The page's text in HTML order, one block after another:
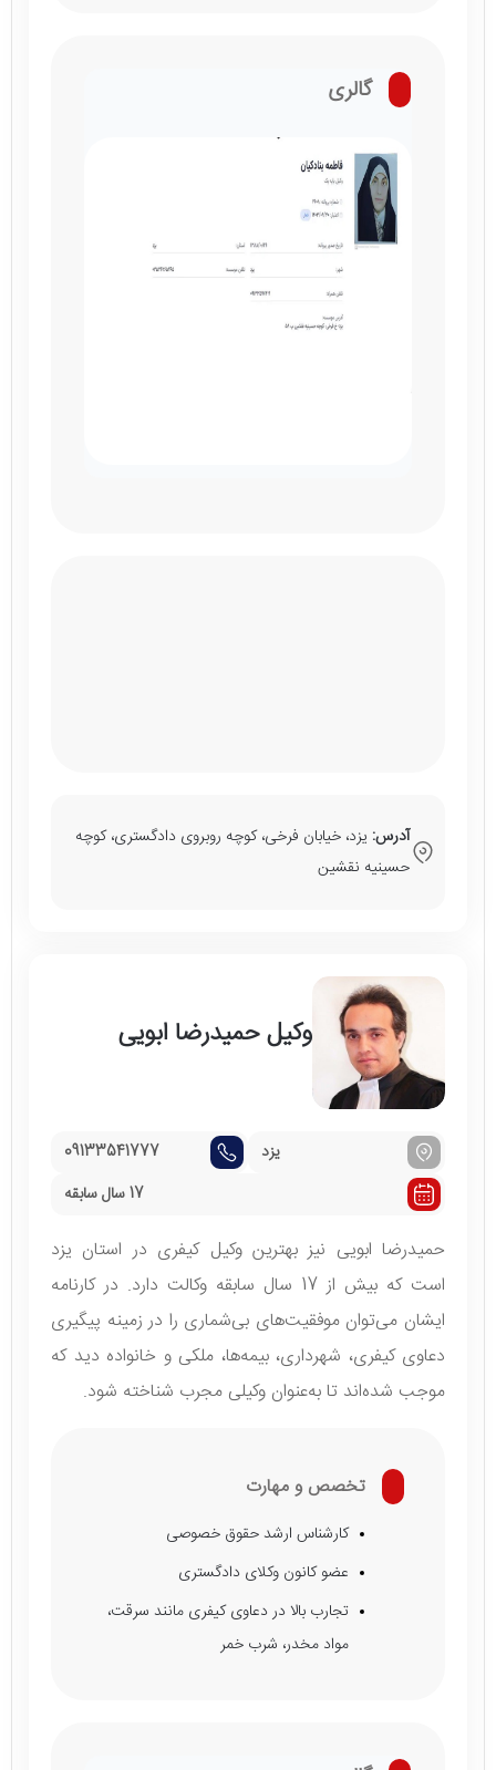
گالری
آدرس: یزد، خیابان فرخی، کوچه روبروی دادگستری، کوچه
حسینیه نقشین
وکیل حمیدرضا ابویی
یزد
09133541777
17 سال سابقه
حمیدرضا ابویی نیز بهترین وکیل کیفری در استان یزد
است که بیش از 17 سال سابقه وکالت دارد. در کارنامه
ایشان می‌توان موفقیت‌های بی‌شماری را در زمینه پیگیری
دعاوی کیفری، شهرداری، بیمه‌ها، ملکی و خانواده دید که
موجب شده‌اند تا به‌عنوان وکیلی مجرب شناخته شود.
تخصص و مهارت
کارشناس ارشد حقوق خصوصی
عضو کانون وکلای دادگستری
تجارب بالا در دعاوی کیفری مانند سرقت،
مواد مخدر، شرب خمر